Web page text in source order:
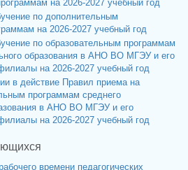
на 2026-2027 учебный год
по дополнительным
на 2026-2027 учебный год
по образовательным программам
образования в АНО ВО МГЭУ и его
на 2026-2027 учебный год
в действие Правил приема на
программам среднего
в АНО ВО МГЭУ и его
на 2026-2027 учебный год
времени педагогических